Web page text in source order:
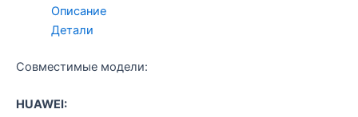
Описание
Детали
Совместимые модели:
HUAWEI: